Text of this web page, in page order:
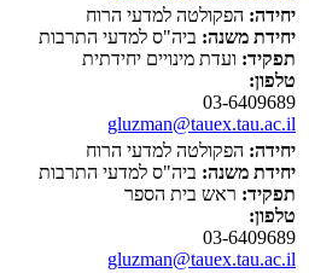
יחידה: הפקולטה למדעי הרוח
יחידת משנה: ביה"ס למדעי התרבות
תפקיד: ועדת מינויים יחידתית
טלפון:
03-6409689
gluzman@tauex.tau.ac.il
יחידה: הפקולטה למדעי הרוח
יחידת משנה: ביה"ס למדעי התרבות
תפקיד: ראש בית הספר
טלפון:
03-6409689
gluzman@tauex.tau.ac.il